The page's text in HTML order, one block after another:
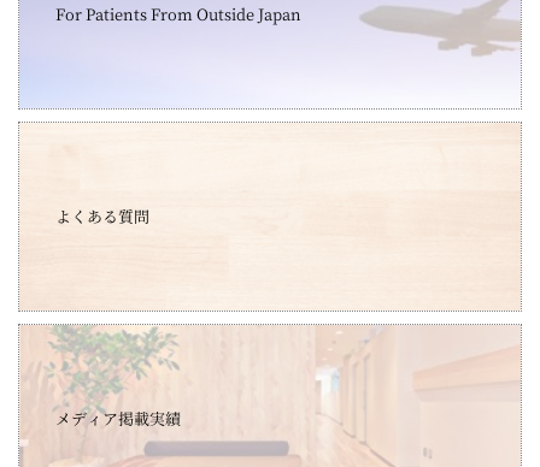
For Patients From Outside Japan
よくある質問
メディア掲載実績